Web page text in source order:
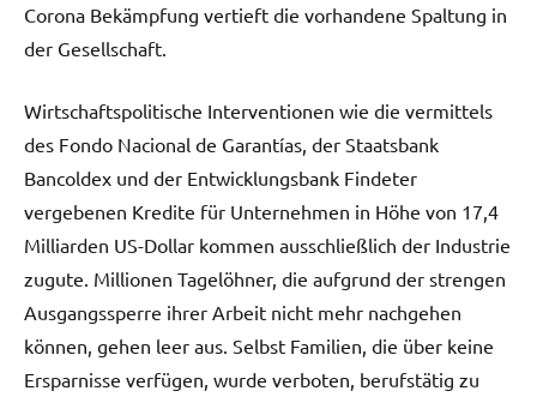
Corona Bekämpfung vertieft die vorhandene Spaltung in
der Gesellschaft.
Wirtschaftspolitische Interventionen wie die vermittels
des Fondo Nacional de Garantías, der Staatsbank
Bancoldex und der Entwicklungsbank Findeter
vergebenen Kredite für Unternehmen in Höhe von 17,4
Milliarden US-Dollar kommen ausschließlich der Industrie
zugute. Millionen Tagelöhner, die aufgrund der strengen
Ausgangssperre ihrer Arbeit nicht mehr nachgehen
können, gehen leer aus. Selbst Familien, die über keine
Ersparnisse verfügen, wurde verboten, berufstätig zu